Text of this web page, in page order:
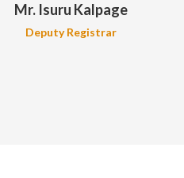
Mr. Isuru Kalpage
Deputy Registrar